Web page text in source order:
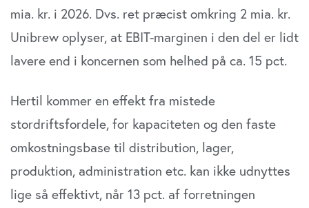
mia. kr. i 2026. Dvs. ret præcist omkring 2 mia. kr.
Unibrew oplyser, at EBIT-marginen i den del er lidt
lavere end i koncernen som helhed på ca. 15 pct.
Hertil kommer en effekt fra mistede
stordriftsfordele, for kapaciteten og den faste
omkostningsbase til distribution, lager,
produktion, administration etc. kan ikke udnyttes
lige så effektivt, når 13 pct. af forretningen